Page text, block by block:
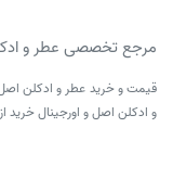
مرجع تخصصی عطر و
قیمت و خرید عطر و ادکلن اصل
و ادکلن اصل و اورجینال خرید